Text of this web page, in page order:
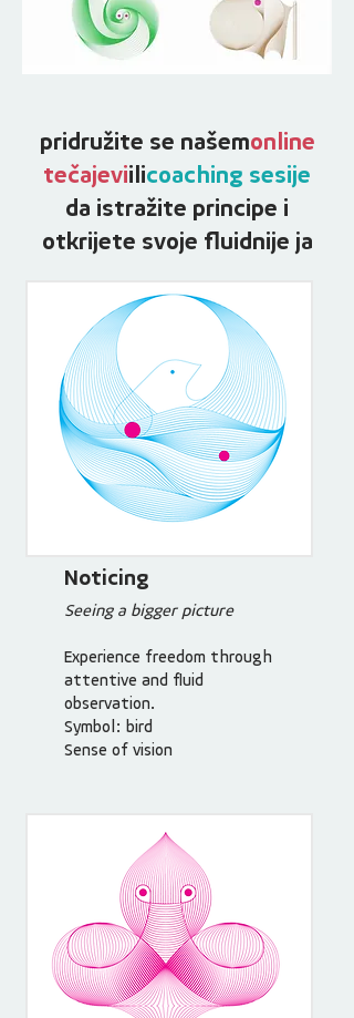
pridružite se našemonline
tečajeviilicoaching sesije
da istražite principe i
otkrijete svoje fluidnije ja
Noticing
Seeing a bigger picture
Experience freedom through
attentive and fluid
observation.
Symbol: bird
Sense of vision